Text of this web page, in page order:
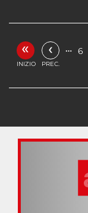
«
INIZIO
‹
PREC.
… 6